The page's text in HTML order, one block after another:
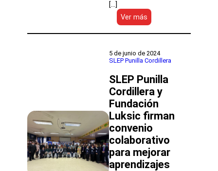
[…]
Ver más
SLEP
Punilla
lanza
Programa
Formación
para
fortalecer
el
liderazgo
directivo
en
la
NEP
5 de junio de 2024
SLEP Punilla Cordillera
SLEP Punilla
Cordillera y
Fundación
Luksic firman
convenio
colaborativo
para mejorar
aprendizajes